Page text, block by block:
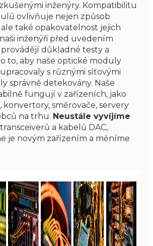
inženýry. Kompatibilitu
ovlivňuje nejen způsob
také opakovatelnost jejich
inženýři před uvedením
důkladné testy a
to, aby naše optické moduly
s různými síťovými
správně detekovány. Naše
fungují v zařízeních, jako
konvertory, směrovače, servery
na trhu. Neustále vyvíjíme
transceiverů a kabelů DAC,
je novým zařízením a měníme